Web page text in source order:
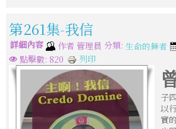
第261集-我信
詳細內容 作者 管理員 分類: 生命的舞者
點擊數: 820
列印
子
以
實